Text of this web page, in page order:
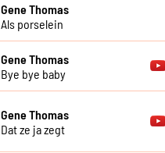
Gene Thomas
Als porselein
Gene Thomas
Bye bye baby
Gene Thomas
Dat ze ja zegt